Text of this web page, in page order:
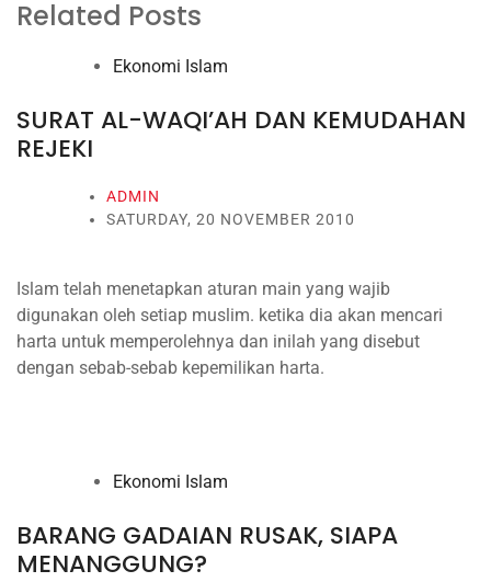
Related Posts
Ekonomi Islam
SURAT AL-WAQI’AH DAN KEMUDAHAN
REJEKI
ADMIN
SATURDAY, 20 NOVEMBER 2010
Islam telah menetapkan aturan main yang wajib
digunakan oleh setiap muslim. ketika dia akan mencari
harta untuk memperolehnya dan inilah yang disebut
dengan sebab-sebab kepemilikan harta.
Ekonomi Islam
BARANG GADAIAN RUSAK, SIAPA
MENANGGUNG?